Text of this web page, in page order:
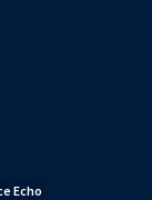
Echo